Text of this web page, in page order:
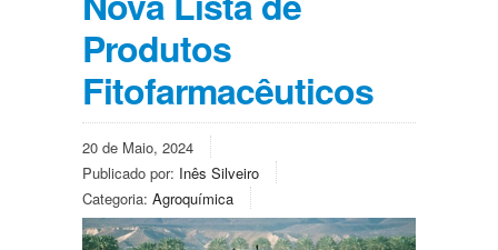
Produtos
Fitofarmacêuticos
20 de Maio, 2024
Publicado por: Inês Silveiro
Categoria: Agroquímica